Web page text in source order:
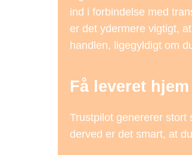
ind i forbindelse med
er det ydermere vigtigt,
handlen, ligegyldigt om
Få leveret
Trustpilot genererer
derved er det smart, at